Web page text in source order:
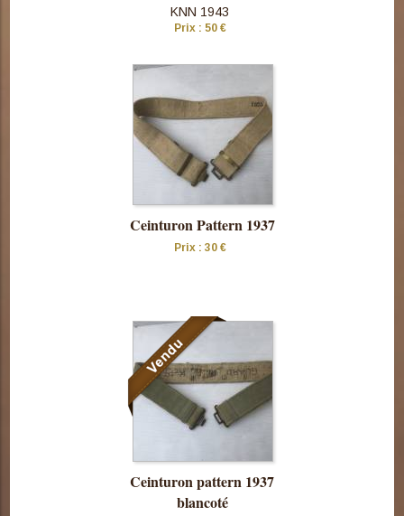
cette pièce
KNN 1943
Prix : 50 €
cette pièce
Ceinturon Pattern 1937
Prix : 30 €
Ceinturon pattern 1937
blancoté